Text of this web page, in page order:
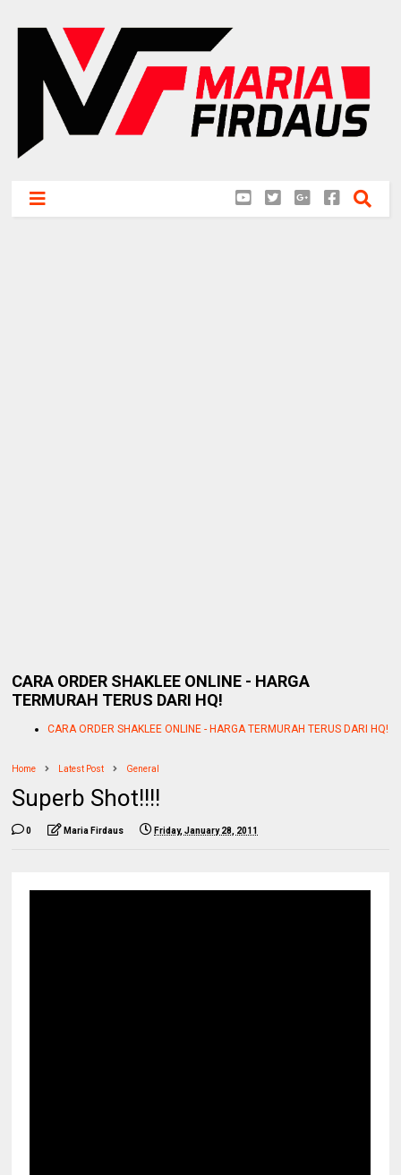
CARA ORDER SHAKLEE ONLINE - HARGA
TERMURAH TERUS DARI HQ!
CARA ORDER SHAKLEE ONLINE - HARGA TERMURAH TERUS DARI HQ!
Home Latest Post General
Superb Shot!!!!
0 Maria Firdaus Friday, January 28, 2011